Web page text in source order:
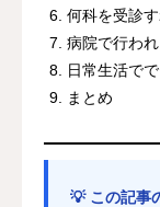
何科を受診
病院で行わ
日常生活で
まとめ
💡 この記事